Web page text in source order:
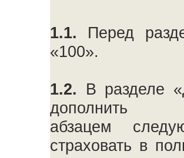
1.1. Перед
«100».
1.2. В разделе
дополнить
абзацем
страховать в